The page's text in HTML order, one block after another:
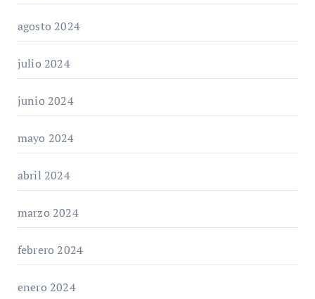
agosto 2024
julio 2024
junio 2024
mayo 2024
abril 2024
marzo 2024
febrero 2024
enero 2024